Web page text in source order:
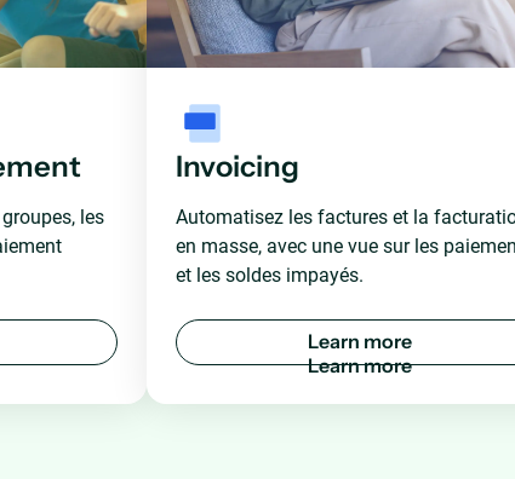
les
Invoicing
Automatisez les factures et la
en masse, avec une vue sur les
et les soldes impayés.
Learn more